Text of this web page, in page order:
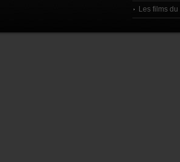
Les films